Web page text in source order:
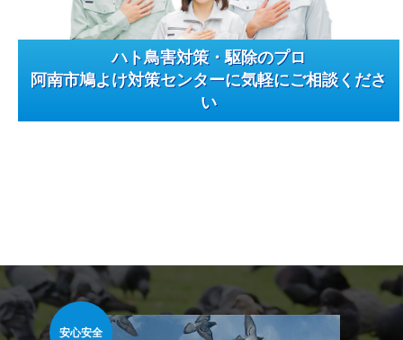
ハト鳥害対策・駆除のプロ
阿南市鳩よけ対策センターに気軽にご相談くださ
い
安心安全